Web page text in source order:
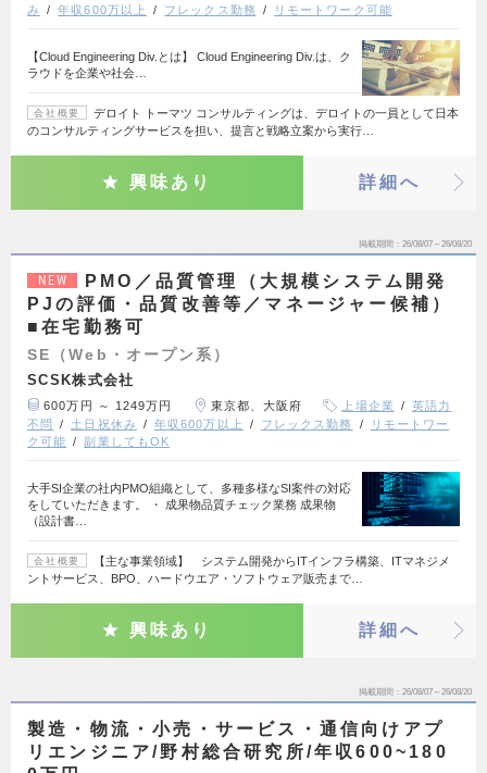
み
年収600万以上 フレックス勤務 リモートワーク可能
【Cloud Engineering Div.とは】 Cloud Engineering Div.は、ク
ラウドを企業や社会…
会社概要
デロイト トーマツ コンサルティングは、デロイトの一員として日本
のコンサルティングサービスを担い、提言と戦略立案から実行…
興味あり 詳細へ
掲載期間 26/08/07～26/08/20
NEW
PMO／品質管理（大規模システム開発
PJの評価・品質改善等／マネージャー候補）
■在宅勤務可
SE（Web・オープン系）
SCSK株式会社
600万円 ～ 1249万円 東京都、大阪府 上場企業
英語力
不問
土日祝休み 年収600万以上 フレックス勤務
リモートワー
ク可能
副業してもOK
大手SI企業の社内PMO組織として、多種多様なSI案件の対応
をしていただきます。 ・ 成果物品質チェック業務 成果物
（設計書…
会社概要
【主な事業領域】 システム開発からITインフラ構築、ITマネジメ
ントサービス、BPO、ハードウエア・ソフトウェア販売まで…
興味あり 詳細へ
掲載期間 26/08/07～26/08/20
製造・物流・小売・サービス・通信向けアプ
リエンジニア/野村総合研究所/年収600~180